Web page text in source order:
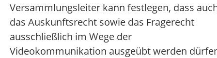
Versammlungsleiter kann festlegen, dass
das Auskunftsrecht sowie das Fragerecht
ausschließlich im Wege der
Videokommunikation ausgeübt werden